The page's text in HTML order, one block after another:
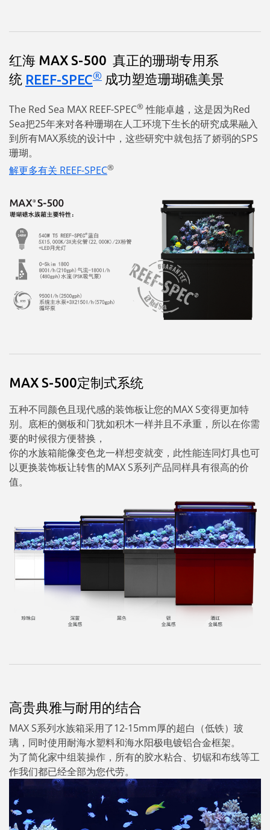
红海 MAX S-500 真正的珊瑚专用系
统 REEF-SPEC® 成功塑造珊瑚礁美景
The Red Sea MAX REEF-SPEC®性能卓越，这是因为Red
Sea把25年来对各种珊瑚在人工环境下生长的研究成果融入
到所有MAX系统的设计中，这些研究中就包括了娇弱的SPS
珊瑚。
解更多有关 REEF-SPEC®
MAX S-500定制式系统
五种不同颜色且现代感的装饰板让您的MAX S变得更加特
别。底柜的侧板和门犹如积木一样并且不承重，所以在你需
要的时候很方便替换，
你的水族箱能像变色龙一样想变就变，此性能连同灯具也可
以更换装饰板让转售的MAX S系列产品同样具有很高的价
值。
高贵典雅与耐用的结合
MAX S系列水族箱采用了12-15mm厚的超白（低铁）玻
璃，同时使用耐海水塑料和海水阳极电镀铝合金框架。
为了简化家中组装操作，所有的胶水粘合、切锯和布线等工
作我们都已经全部为您代劳。